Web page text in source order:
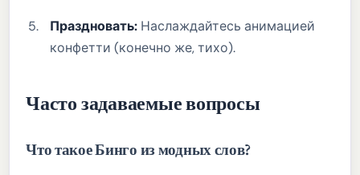
Праздновать: Наслаждайтесь анимацией
конфетти (конечно же, тихо).
Часто задаваемые вопросы
Что такое Бинго из модных слов?